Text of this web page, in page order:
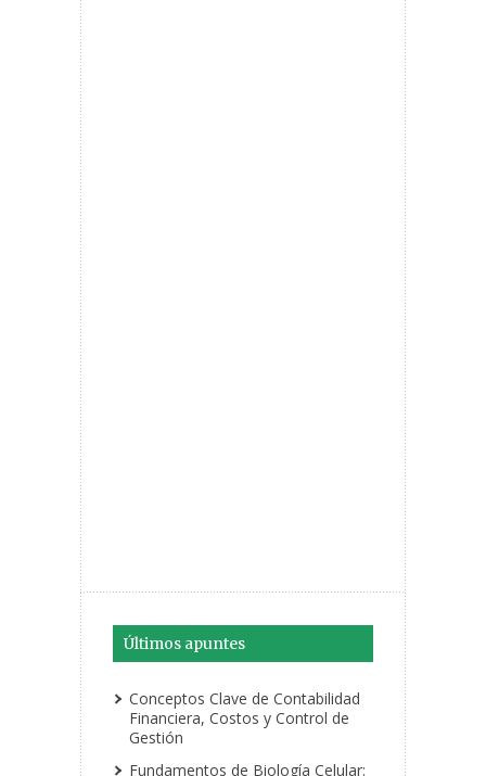
Últimos apuntes
Conceptos Clave de Contabilidad
Financiera, Costos y Control de
Gestión
Fundamentos de Biología Celular: